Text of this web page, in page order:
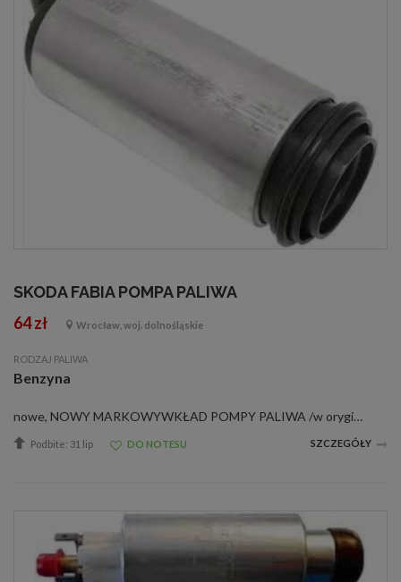
SKODA FABIA POMPA PALIWA
64 zł Wrocław, woj. dolnośląskie
RODZAJ PALIWA
Benzyna
nowe, NOWY MARKOWYWKŁAD POMPY PALIWA /w oryginalnym opakowaniu od producenta posiadającego certyfikat jakości ISO 9001/ISO9001:2000, ISO14001:1996, CE, ZHE06046312, ISO/TS16949:2002 = QS9000, EAQF, AVSQ ZASTOSOWANIESKODAFELICIA I Fun (797)12891997.06 -...
Podbite: 31 lip DO NOTESU SZCZEGÓŁY